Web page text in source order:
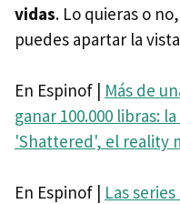
vidas. Lo quieras o
puedes apartar la
En Espinof | Más de
ganar 100.000 libras:
'Shattered', el reality
En Espinof | Las